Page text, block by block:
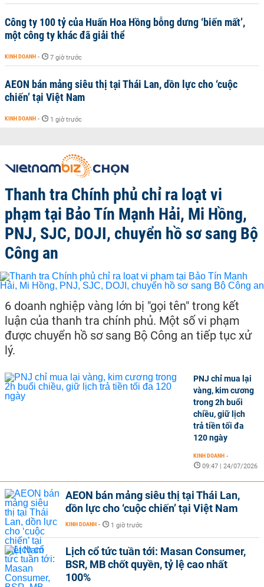
Công ty 100 tỷ của Huấn Hoa Hồng bỗng dưng ‘biến mất’,
một công ty khác đã giải thể
KINH DOANH - 7 giờ trước
AEON bán mảng siêu thị tại Thái Lan, dồn lực cho ‘cuộc
chiến’ tại Việt Nam
KINH DOANH - 1 giờ trước
Thanh tra Chính phủ chỉ ra loạt vi
phạm tại Bảo Tín Mạnh Hải, Mi Hồng,
PNJ, SJC, DOJI, chuyển hồ sơ sang Bộ
Công an
6 doanh nghiệp vàng lớn bị "gọi tên" trong kết
luận của thanh tra chính phủ. Một số vi phạm
được chuyển hồ sơ sang Bộ Công an tiếp tục xử
lý.
PNJ chỉ mua lại
vàng, kim cương
trong 2h buổi
chiều, giữ lịch
trả tiền tối đa
120 ngày
KINH DOANH -
09:47 | 24/07/2026
AEON bán mảng siêu thị tại Thái Lan,
dồn lực cho ‘cuộc chiến’ tại Việt Nam
KINH DOANH - 1 giờ trước
Lịch cổ tức tuần tới: Masan Consumer,
BSR, MB chốt quyền, tỷ lệ cao nhất
100%